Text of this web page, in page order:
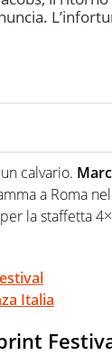
hanno segreti:
altri non
calvario.
a Roma
la staffetta
Italia